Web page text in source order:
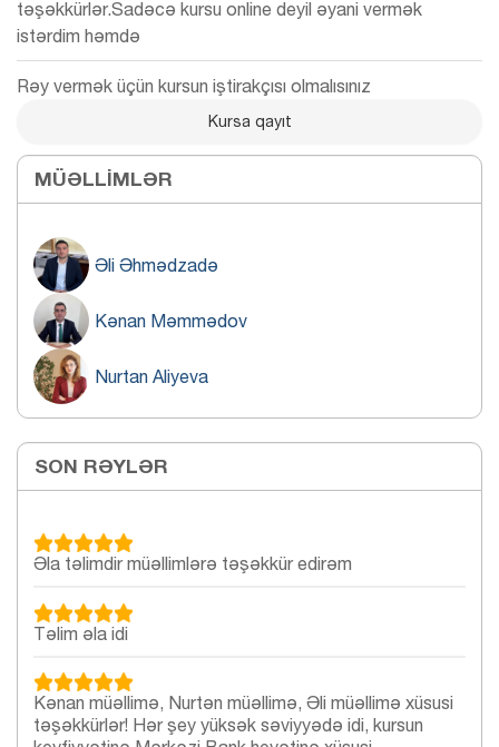
təşəkkürlər.Sadəcə kursu online deyil əyani vermək
istərdim həmdə
Rəy vermək üçün kursun iştirakçısı olmalısınız
Kursa qayıt
MÜƏLLIMLƏR
Əli Əhmədzadə
Kənan Məmmədov
Nurtan Aliyeva
SON RƏYLƏR
Əla təlimdir müəllimlərə təşəkkür edirəm
Təlim əla idi
Kənan müəllimə, Nurtən müəllimə, Əli müəllimə xüsusi
təşəkkürlər! Hər şey yüksək səviyyədə idi, kursun